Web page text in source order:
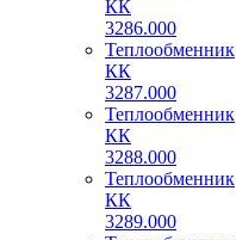
КК
3286.000
Теплообменник
КК
3287.000
Теплообменник
КК
3288.000
Теплообменник
КК
3289.000